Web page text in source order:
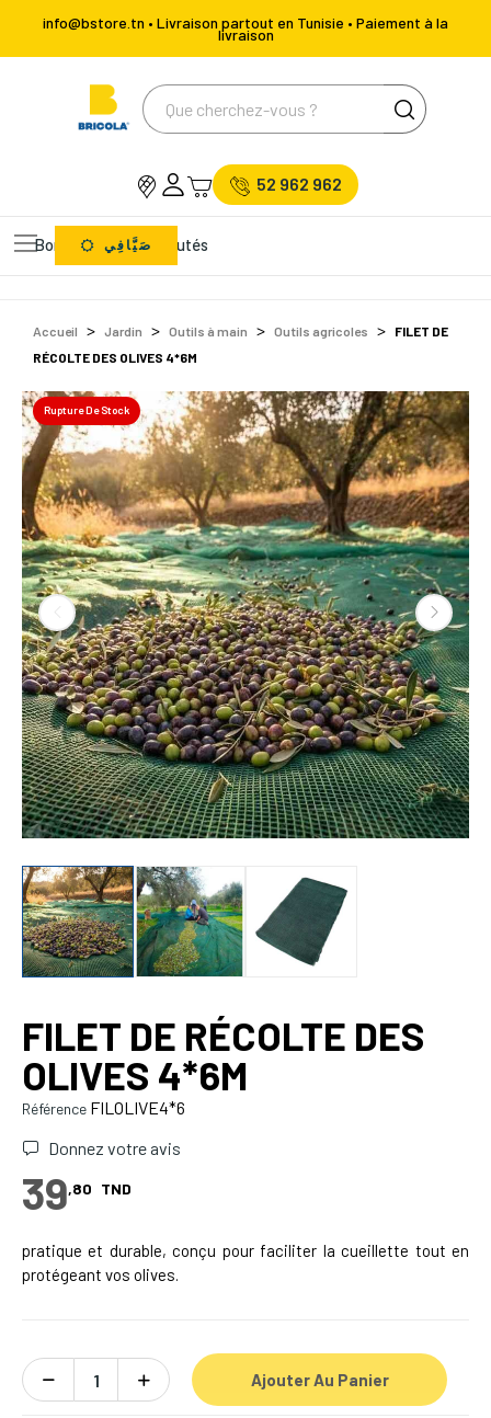
info@bstore.tn • Livraison partout en Tunisie • Paiement à la
livraison
52 962 962
Bons Plans Nouveautés
صَيَّافِي
Accueil Jardin Outils à main Outils agricoles
FILET DE
RÉCOLTE DES OLIVES 4*6M
Rupture De Stock
FILET DE RÉCOLTE DES
OLIVES 4*6M
Référence FILOLIVE4*6
Donnez votre avis
39,80 TND
pratique et durable, conçu pour faciliter la cueillette tout en
protégeant vos olives.
Ajouter Au Panier